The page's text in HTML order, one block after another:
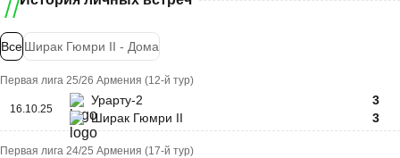
ВсеШирак Гюмри II - Дома
Первая лига 25/26 Армения (12-й тур)
16.10.25
Урарту-2
Ширак Гюмри II
3
3
Первая лига 24/25 Армения (17-й тур)